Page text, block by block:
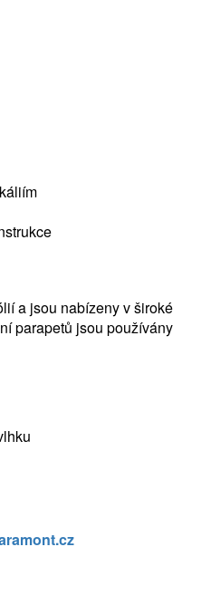
a jsou nabízeny v široké
parapetů jsou používány